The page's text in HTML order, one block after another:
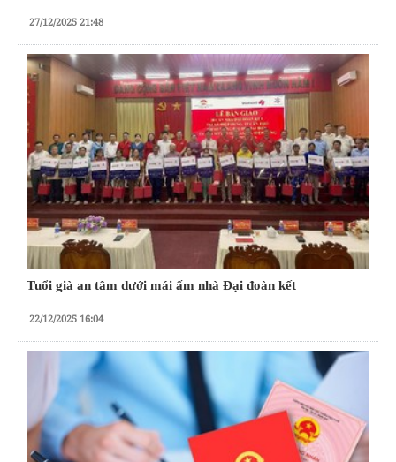
27/12/2025 21:48
Tuổi già an tâm dưới mái ấm nhà Đại đoàn kết
22/12/2025 16:04